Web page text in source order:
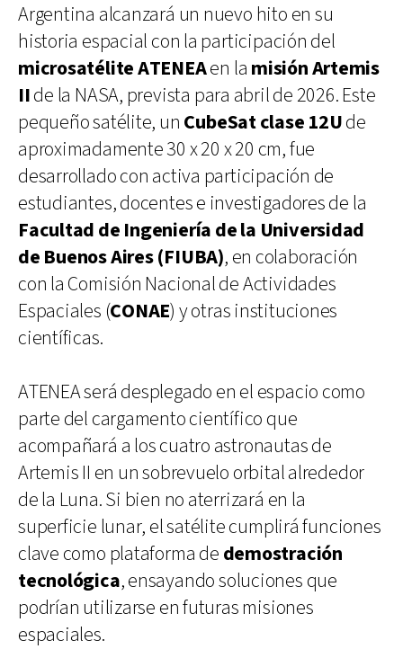
Argentina alcanzará un nuevo hito en su
historia espacial con la participación del
microsatélite ATENEAen la misión Artemis
IIde la NASA, prevista para abril de 2026. Este
pequeño satélite, un CubeSat clase 12Ude
aproximadamente 30 x 20 x 20 cm, fue
desarrollado con activa participación de
estudiantes, docentes e investigadores de la
Facultad de Ingeniería de la Universidad
de Buenos Aires (FIUBA), en colaboración
con la Comisión Nacional de Actividades
Espaciales (CONAE) y otras instituciones
científicas.
ATENEA será desplegado en el espacio como
parte del cargamento científico que
acompañará a los cuatro astronautas de
Artemis II en un sobrevuelo orbital alrededor
de la Luna. Si bien no aterrizará en la
superficie lunar, el satélite cumplirá funciones
clave como plataforma de demostración
tecnológica, ensayando soluciones que
podrían utilizarse en futuras misiones
espaciales.